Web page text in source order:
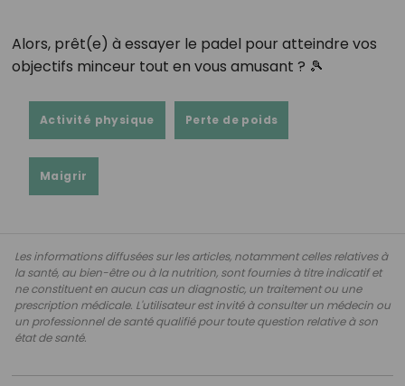
Alors, prêt(e) à essayer le padel pour atteindre vos
objectifs minceur tout en vous amusant ? 🎾
Activité physique Perte de poids
Maigrir
Les informations diffusées sur les articles, notamment celles relatives à
la santé, au bien-être ou à la nutrition, sont fournies à titre indicatif et
ne constituent en aucun cas un diagnostic, un traitement ou une
prescription médicale. L'utilisateur est invité à consulter un médecin ou
un professionnel de santé qualifié pour toute question relative à son
état de santé.